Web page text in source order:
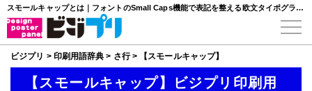
スモールキャップとは｜フォントのSmall Caps機能で表記を整える欧文タイポグラフィ
ビジプリ > 印刷用語辞典 > さ行> 【スモールキャップ】
【スモールキャップ】ビジプリ印刷用